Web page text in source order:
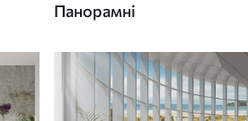
Панорамні